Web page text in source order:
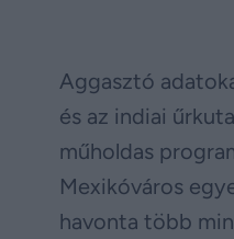
Aggasztó
és az indiai
műholdas
Mexikóváros
havonta több